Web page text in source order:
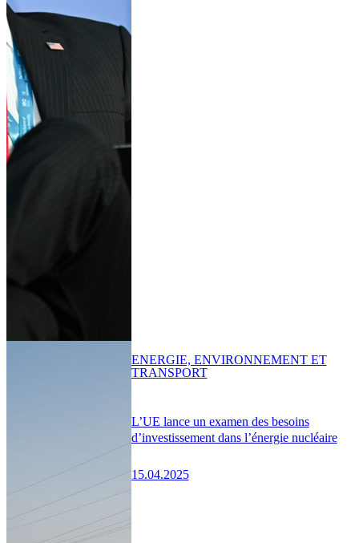
L’UE lance un examen des besoins
d’investissement dans l’énergie nucléaire
15.04.2025
ENERGIE, ENVIRONNEMENT ET
TRANSPORT